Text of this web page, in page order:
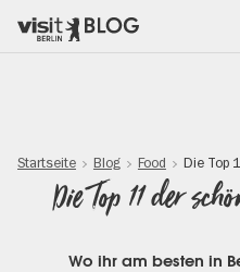
Startseite Blog Food Die Top
Die Top 11 der
Wo ihr am besten in